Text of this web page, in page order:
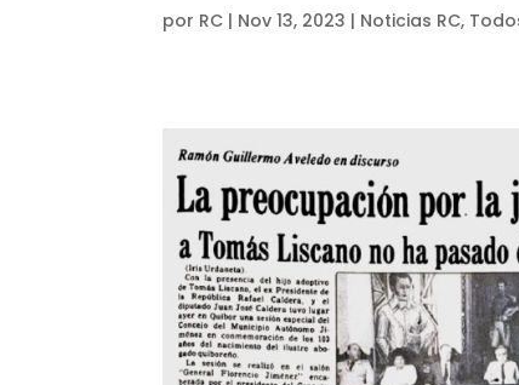
por RC | Nov 13, 2023 | Noticias RC,